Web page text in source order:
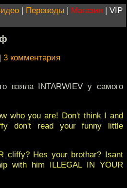
| Переводы | Магазин | VIP
| 3 комментария
взяла INTARWIEV у самого
who you are! Don't think I and
don't read your funny little
cliffy? Hes your brothar? Isant
with him ILLEGAL IN YOUR